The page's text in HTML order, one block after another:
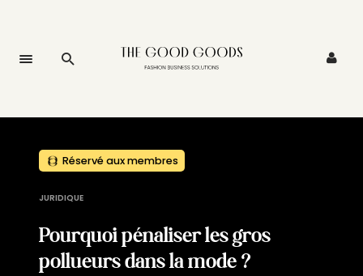
Réservé aux membres
JURIDIQUE
Pourquoi pénaliser les gros
pollueurs dans la mode ?